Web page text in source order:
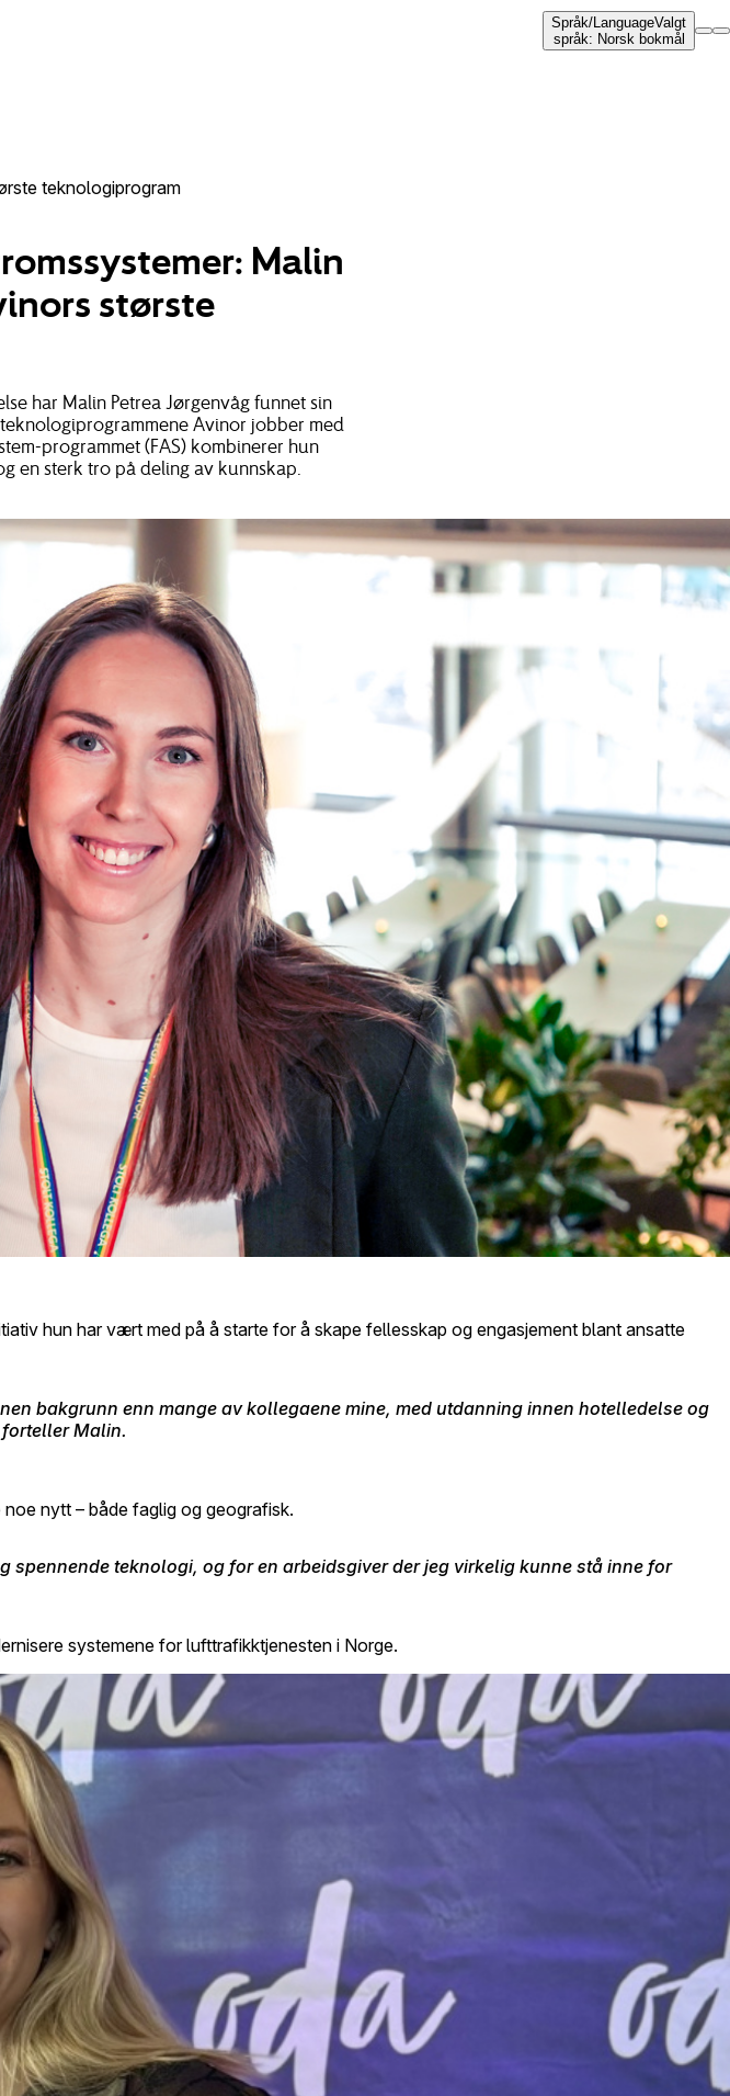
Språk/LanguageValgt
språk: Norsk bokmål
teknologiprogram
Malin
største
har Malin Petrea Jørgenvåg funnet sin
Avinor jobber med
programmet (FAS) kombinerer hun
en sterk tro på deling av kunnskap.
hun har vært med på å starte for å skape fellesskap og engasjement blant ansatte
bakgrunn enn mange av kollegaene mine, med utdanning innen hotelledelse og
Malin.
nytt – både faglig og geografisk.
spennende teknologi, og for en arbeidsgiver der jeg virkelig kunne stå inne for
systemene for lufttrafikktjenesten i Norge.